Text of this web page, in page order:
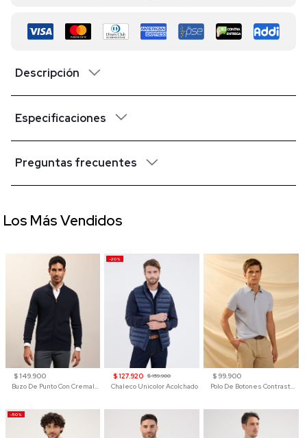
Descripción
Especificaciones
Preguntas frecuentes
$ 149.900
Buzo De Punto Con Cremallera Para Hombre
-20%
$ 127.920 $ 159.900
Chaleco Unicolor Acolchado
$ 99.900
Polo De Botones Contraste Para Hombre
-50%
Los Más Vendidos